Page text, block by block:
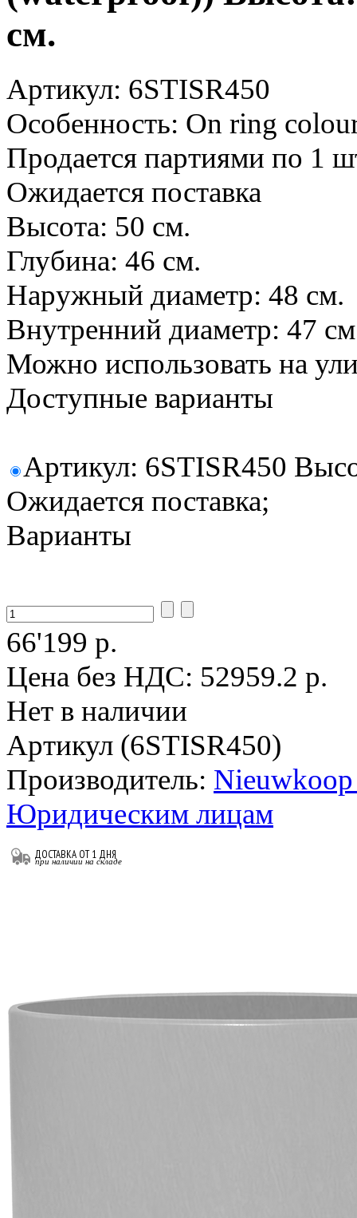
см.
Артикул: 6STISR450
Особенность: On ring
Продается партиями по 1
Ожидается поставка
Высота: 50 см.
Глубина: 46 см.
Наружный диаметр: 48 см.
Внутренний диаметр: 47
Можно использовать на
Доступные варианты
Артикул: 6STISR450
Ожидается поставка;
Варианты
66'199 р.
Цена без НДС: 52959.2 р.
Нет в наличии
Артикул (6STISR450)
Производитель:
Юридическим лицам
ДОСТАВКА ОТ 1 ДНЯ
при наличии на складе